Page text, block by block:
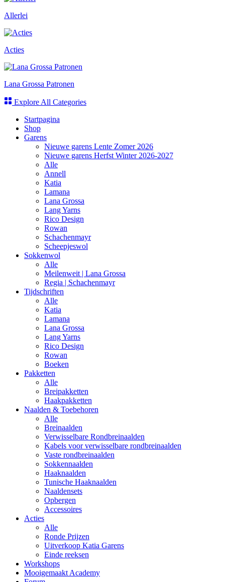
Allerlei
Acties
Lana Grossa Patronen
Explore All Categories
Startpagina
Shop
Garens
Nieuwe garens Lente Zomer 2026
Nieuwe garens Herfst Winter 2026-2027
Alle
Annell
Katia
Lamana
Lana Grossa
Lang Yarns
Rico Design
Rowan
Schachenmayr
Scheepjeswol
Sokkenwol
Alle
Meilenweit | Lana Grossa
Regia | Schachenmayr
Tijdschriften
Alle
Katia
Lamana
Lana Grossa
Lang Yarns
Rico Design
Rowan
Boeken
Pakketten
Alle
Breipakketten
Haakpakketten
Naalden & Toebehoren
Alle
Breinaalden
Verwisselbare Rondbreinaalden
Kabels voor verwisselbare rondbreinaalden
Vaste rondbreinaalden
Sokkennaalden
Haaknaalden
Tunische Haaknaalden
Naaldensets
Opbergen
Accessoires
Acties
Alle
Ronde Prijzen
Uitverkoop Katia Garens
Einde reeksen
Workshops
Mooigemaakt Academy